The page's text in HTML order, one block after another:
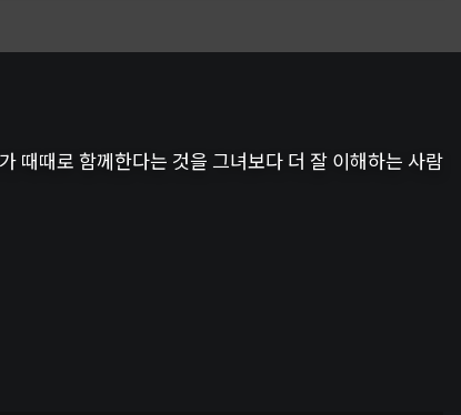
때때로 함께한다는 것을 그녀보다 더 잘 이해하는 사람